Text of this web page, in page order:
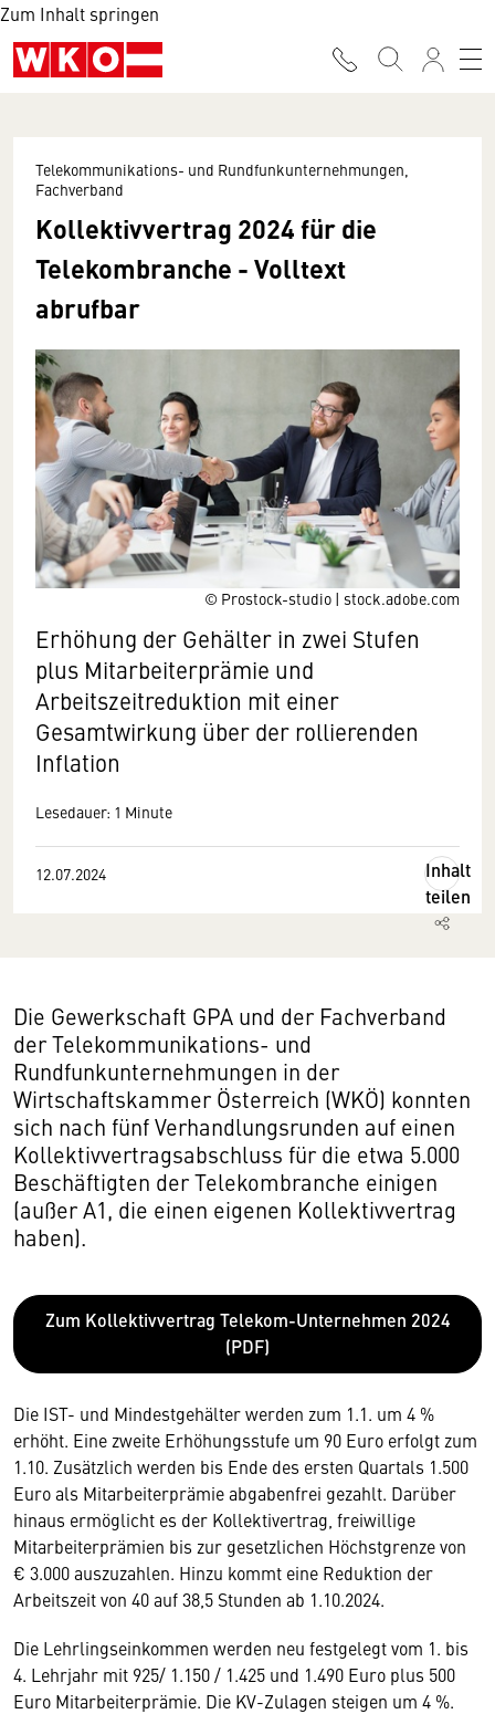
Zum Inhalt springen
© Prostock-studio | stock.adobe.com
Telekommunikations- und Rundfunkunternehmungen,
Fachverband
Kollektivvertrag 2024 für die
Telekombranche - Volltext
abrufbar
Erhöhung der Gehälter in zwei Stufen
plus Mitarbeiterprämie und
Arbeitszeitreduktion mit einer
Gesamtwirkung über der rollierenden
Inflation
Lesedauer: 1 Minute
12.07.2024
Inhalt
teilen
Die Gewerkschaft GPA und der Fachverband
der Telekommunikations- und
Rundfunkunternehmungen in der
Wirtschaftskammer Österreich (WKÖ) konnten
sich nach fünf Verhandlungsrunden auf einen
Kollektivvertragsabschluss für die etwa 5.000
Beschäftigten der Telekombranche einigen
(außer A1, die einen eigenen Kollektivvertrag
haben).
Zum Kollektivvertrag Telekom-Unternehmen 2024
(PDF)
Die IST- und Mindestgehälter werden zum 1.1. um 4 %
erhöht. Eine zweite Erhöhungsstufe um 90 Euro erfolgt zum
1.10. Zusätzlich werden bis Ende des ersten Quartals 1.500
Euro als Mitarbeiterprämie abgabenfrei gezahlt. Darüber
hinaus ermöglicht es der Kollektivertrag, freiwillige
Mitarbeiterprämien bis zur gesetzlichen Höchstgrenze von
€ 3.000 auszuzahlen. Hinzu kommt eine Reduktion der
Arbeitszeit von 40 auf 38,5 Stunden ab 1.10.2024.
Die Lehrlingseinkommen werden neu festgelegt vom 1. bis
4. Lehrjahr mit 925/ 1.150 / 1.425 und 1.490 Euro plus 500
Euro Mitarbeiterprämie. Die KV-Zulagen steigen um 4 %.